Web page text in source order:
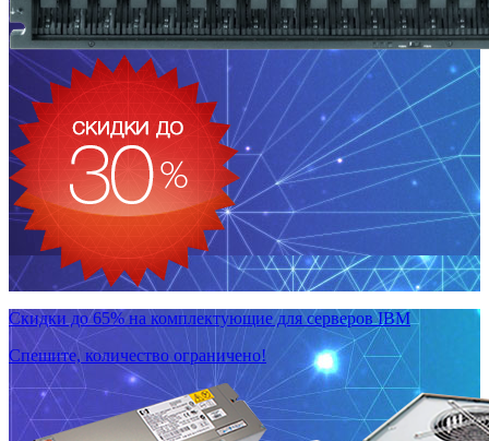
Скидки до 65% на комплектующие для серверов IBM
Спешите, количество ограничено!